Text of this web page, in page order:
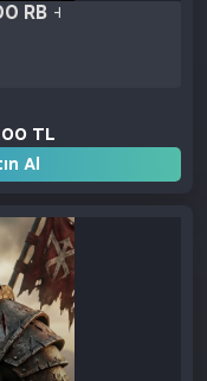
RB + 50 RB Bonus
TL
Al